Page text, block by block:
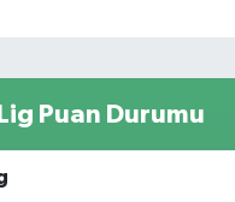
Puan Durumu